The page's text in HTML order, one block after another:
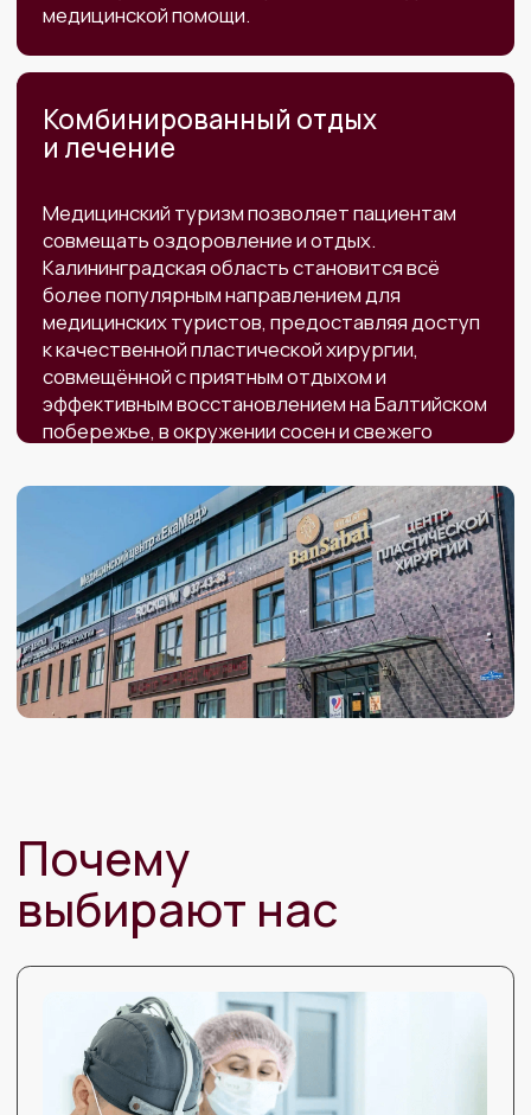
Почему
выбирают нас
Высококвалифицированные
специалисты
Все наши врачи — лицензированные
повышают свою квалификацию
За каждым пациентом закреплен координатор
для сопровождения на всем протяжении
лечения